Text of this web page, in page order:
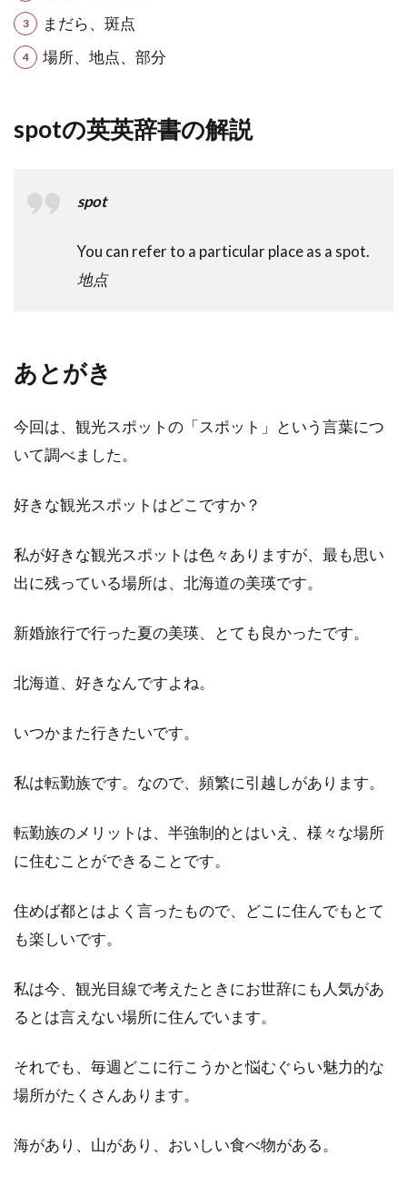
まだら、斑点
場所、地点、部分
spotの英英辞書の解説
spot
You can refer to a particular place as a spot.
地点
あとがき
今回は、観光スポットの「スポット」という言葉につ
いて調べました。
好きな観光スポットはどこですか？
私が好きな観光スポットは色々ありますが、最も思い
出に残っている場所は、北海道の美瑛です。
新婚旅行で行った夏の美瑛、とても良かったです。
北海道、好きなんですよね。
いつかまた行きたいです。
私は転勤族です。なので、頻繁に引越しがあります。
転勤族のメリットは、半強制的とはいえ、様々な場所
に住むことができることです。
住めば都とはよく言ったもので、どこに住んでもとて
も楽しいです。
私は今、観光目線で考えたときにお世辞にも人気があ
るとは言えない場所に住んでいます。
それでも、毎週どこに行こうかと悩むぐらい魅力的な
場所がたくさんあります。
海があり、山があり、おいしい食べ物がある。